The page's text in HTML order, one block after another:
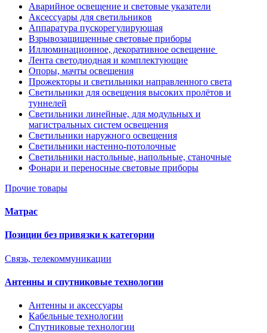
Аварийное освещение и световые указатели
Аксессуары для светильников
Аппаратура пускорегулирующая
Взрывозащищенные световые приборы
Иллюминационное, декоративное освещение
Лента светодиодная и комплектующие
Опоры, мачты освещения
Прожекторы и светильники направленного света
Светильники для освещения высоких пролётов и
туннелей
Светильники линейные, для модульных и
магистральных систем освещения
Светильники наружного освещения
Светильники настенно-потолочные
Светильники настольные, напольные, станочные
Фонари и переносные световые приборы
Прочие товары
Матрас
Позиции без привязки к категории
Связь, телекоммуникации
Антенны и спутниковые технологии
Антенны и аксессуары
Кабельные технологии
Спутниковые технологии